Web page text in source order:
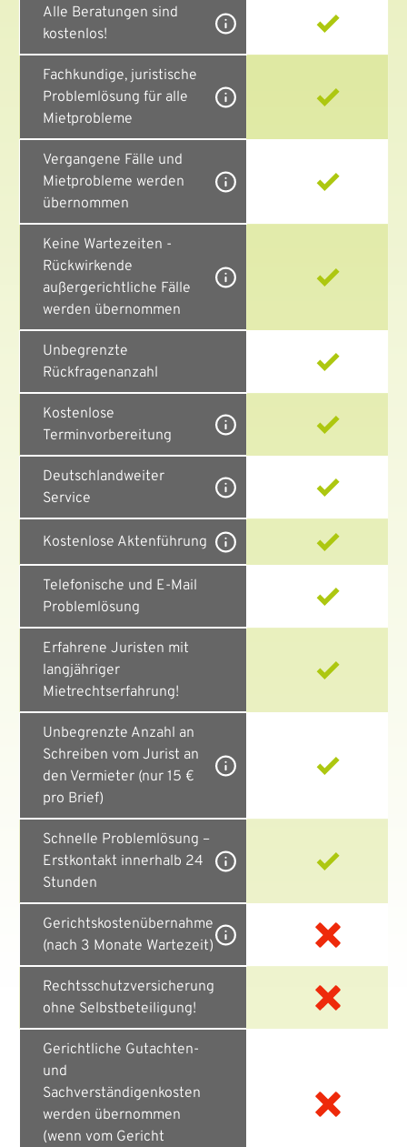
Alle Beratungen sind
kostenlos!
Fachkundige, juristische
Problemlösung für alle
Mietprobleme
Vergangene Fälle und
Mietprobleme werden
übernommen
Keine Wartezeiten -
Rückwirkende
außergerichtliche Fälle
werden übernommen
Unbegrenzte
Rückfragenanzahl
Kostenlose
Terminvorbereitung
Deutschlandweiter
Service
Kostenlose Aktenführung
Telefonische und E-Mail
Problemlösung
Erfahrene Juristen mit
langjähriger
Mietrechtserfahrung!
Unbegrenzte Anzahl an
Schreiben vom Jurist an
den Vermieter (nur 15 €
pro Brief)
Schnelle Problemlösung –
Erstkontakt innerhalb 24
Stunden
Gerichtskostenübernahme
(nach 3 Monate Wartezeit)
Rechtsschutzversicherung
ohne Selbstbeteiligung!
Gerichtliche Gutachten-
und
Sachverständigenkosten
werden übernommen
(wenn vom Gericht